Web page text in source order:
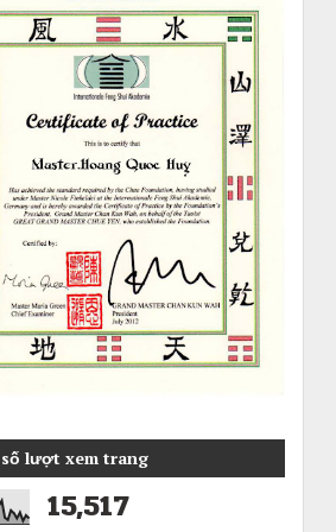
lượt xem trang
15,517